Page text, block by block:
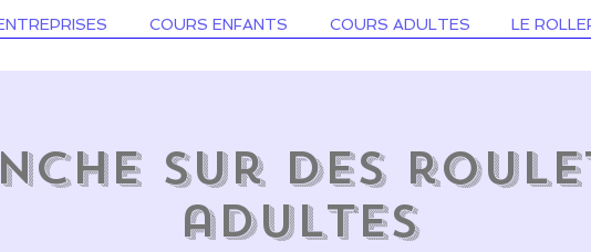
COURS ENFANTS COURS ADULTES LE
sur des
adultes